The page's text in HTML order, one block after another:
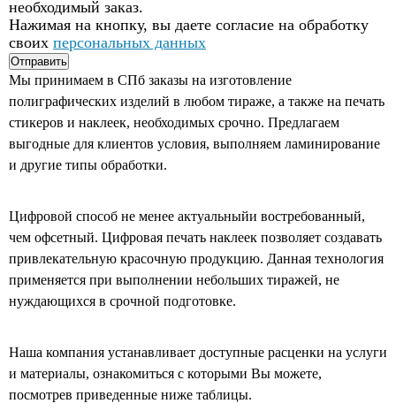
необходимый заказ.
Нажимая на кнопку, вы даете согласие на обработку
своих персональных данных
Отправить
Мы принимаем в СПб заказы на изготовление
полиграфических изделий в любом тираже, а также на печать
стикеров и наклеек, необходимых срочно. Предлагаем
выгодные для клиентов условия, выполняем ламинирование
и другие типы обработки.
Цифровой способ не менее актуальныйи востребованный,
чем офсетный. Цифровая печать наклеек позволяет создавать
привлекательную красочную продукцию. Данная технология
применяется при выполнении небольших тиражей, не
нуждающихся в срочной подготовке.
Наша компания устанавливает доступные расценки на услуги
и материалы, ознакомиться с которыми Вы можете,
посмотрев приведенные ниже таблицы.